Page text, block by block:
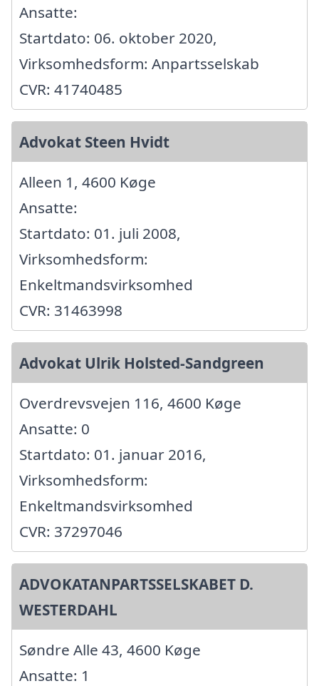
Ansatte:
Startdato: 06. oktober 2020,
Virksomhedsform: Anpartsselskab
CVR: 41740485
Advokat Steen Hvidt
Alleen 1, 4600 Køge
Ansatte:
Startdato: 01. juli 2008,
Virksomhedsform:
Enkeltmandsvirksomhed
CVR: 31463998
Advokat Ulrik Holsted-Sandgreen
Overdrevsvejen 116, 4600 Køge
Ansatte: 0
Startdato: 01. januar 2016,
Virksomhedsform:
Enkeltmandsvirksomhed
CVR: 37297046
ADVOKATANPARTSSELSKABET D.
WESTERDAHL
Søndre Alle 43, 4600 Køge
Ansatte: 1